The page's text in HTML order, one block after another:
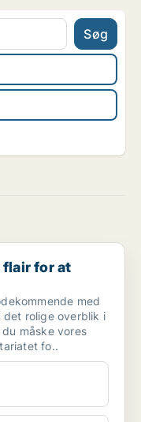
Søg
topl...
flair for at
med
det rolige overblik i
måske vores
fo..